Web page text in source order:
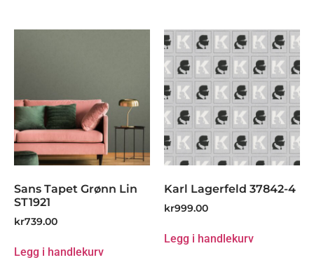
Sans Tapet Grønn Lin
ST1921
kr739.00
Legg i handlekurv
Karl Lagerfeld 37842-4
kr999.00
Legg i handlekurv